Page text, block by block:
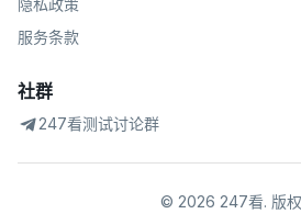
服务条款
社群
247看测试讨论群
© 2026 247看. 版